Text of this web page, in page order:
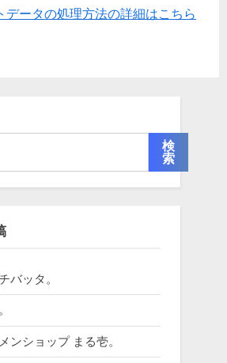
データの処理方法の詳細はこちら
検
索
バッタ。
ンショップ まる壱。